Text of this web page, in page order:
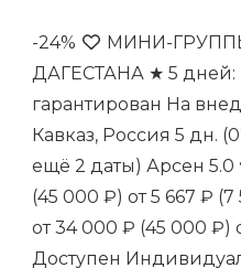
-24%
МИНИ-
ДАГЕСТАНА ★ 5 дней:
гарантирован На
Кавказ, Россия 5 дн.
ещё 2 даты) Арсен 5.0
(45 000 ₽) от 5 667 ₽ (7
от 34 000 ₽ (45 000 ₽)
Доступен